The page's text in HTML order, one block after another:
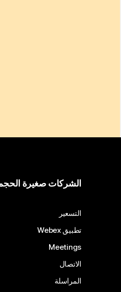
الشركات صغيرة
التسعير
تطبيق Webex
Meetings
الاتصال
المراسلة